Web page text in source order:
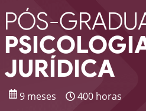
PÓS-
JURÍDICA
9 meses 400 horas